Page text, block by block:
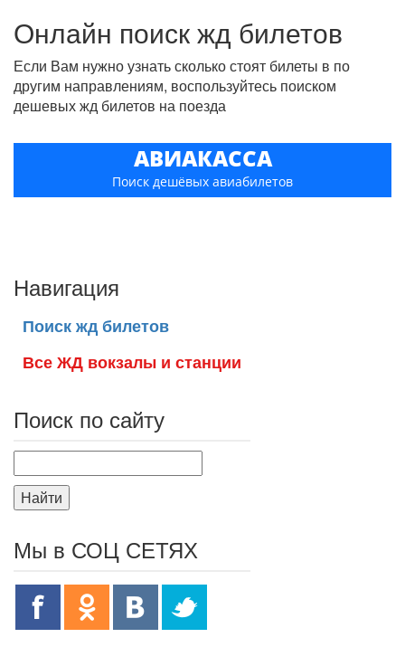
Онлайн поиск жд билетов
Если Вам нужно узнать сколько стоят билеты в по
другим направлениям, воспользуйтесь поиском
дешевых жд билетов на поезда
АВИАКАССА
Поиск дешёвых авиабилетов
Навигация
Поиск жд билетов
Все ЖД вокзалы и станции
Поиск по сайту
Найти
Мы в СОЦ СЕТЯХ